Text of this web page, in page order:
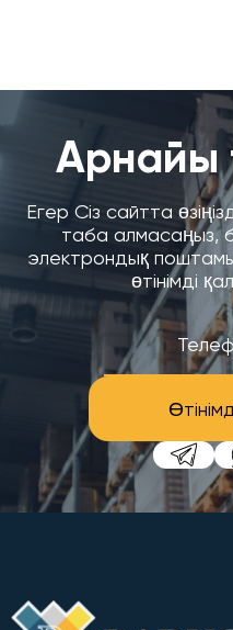
Арнайы
Егер Сіз сайтта
таба алмасаңыз,
электрондық
өтінімді